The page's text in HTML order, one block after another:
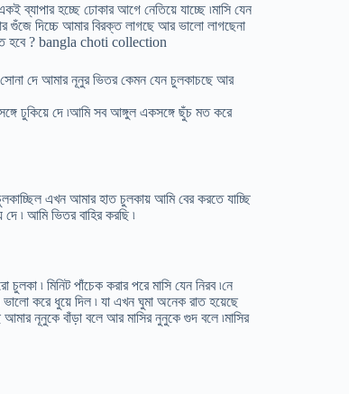
হচ্ছে ঢোকার আগে নেতিয়ে যাচ্ছে ৷মাসি যেন
দিচ্চে আমার বিরক্ত লাগছে আর ভালো লাগছেনা
হবে ? bangla choti collection
দে আমার নূনুর ভিতর কেমন যেন চুলকাচছে আর
ঢুকিয়ে দে ৷আমি সব আঙ্গুল একসঙ্গে ছুঁচ মত করে
এখন আমার হাত চুলকায় আমি বের করতে যাচ্ছি
৷ আমি ভিতর বাহির করছি ৷
৷ মিনিট পাঁচেক করার পরে মাসি যেন নিরব ৷নে
ভালো করে ধুয়ে দিল ৷ যা এখন ঘুমা অনেক রাত হয়েছে
নূনুকে বাঁড়া বলে আর মাসির নুনুকে গুদ বলে ৷মাসির